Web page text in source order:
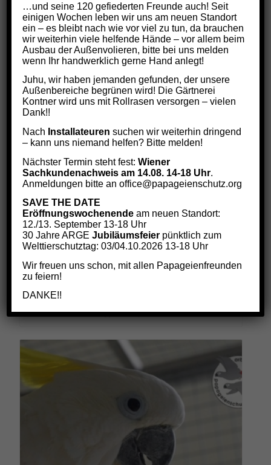
€12,00 –€144,00Preisspanne:
€144,00
Select options
…und seine 120 gefiederten Freunde auch! Seit
einigen Wochen leben wir uns am neuen Standort
ein – es bleibt nach wie vor viel zu tun, da brauchen
wir weiterhin viele helfende Hände – vor allem beim
Ausbau der Außenvolieren, bitte bei uns melden
wenn Ihr handwerklich gerne Hand anlegt!
Juhu, wir haben jemanden gefunden, der unsere
Außenbereiche begrünen wird! Die Gärtnerei
Kontner wird uns mit Rollrasen versorgen – vielen
Dank!!
Nach Installateuren suchen wir weiterhin dringend
– kann uns niemand helfen? Bitte melden!
Nächster Termin steht fest:Wiener
Sachkundenachweis am 14.08. 14-18 Uhr.
Anmeldungen bitte an office@papageienschutz.org
SAVE THE DATE
Eröffnungswochenende am neuen Standort:
12./13. September 13-18 Uhr
30 Jahre ARGEJubiläumsfeier pünktlich zum
Welttierschutztag: 03/04.10.2026 13-18 Uhr
Wir freuen uns schon, mit allen Papageienfreunden
zu feiern!
DANKE!!